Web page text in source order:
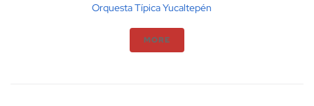
Orquesta Típica Yucaltepén
MORE